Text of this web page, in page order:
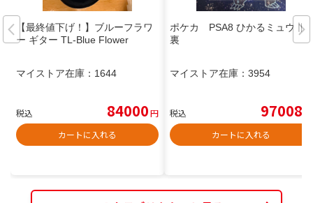
【最終値下げ！】ブルーフラワ
ー ギター TL-Blue Flower
マイストア在庫： 1644
税込 84000円
カートに入れる
ポケカ PSA8 ひかるミュウ 旧
裏
マイストア在庫： 3954
税込 97008
カートに入れる